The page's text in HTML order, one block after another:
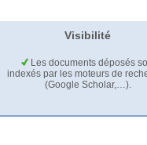
Visibilité
Les documents déposés
indexés par les moteurs de
(Google Scholar,…).